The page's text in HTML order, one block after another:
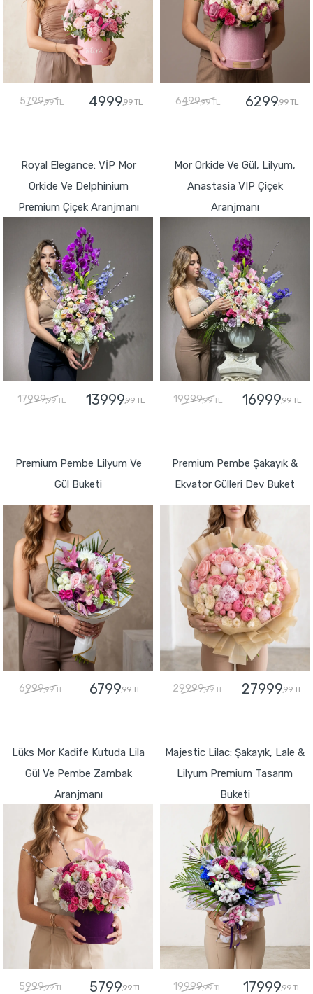
5799,99 TL 4999,99 TL 6499,99 TL 6299,99 TL
Royal Elegance: VİP Mor
Orkide Ve Delphinium
Premium Çiçek Aranjmanı
17999,99 TL 13999,99 TL
Mor Orkide Ve Gül, Lilyum,
Anastasia VIP Çiçek
Aranjmanı
19999,99 TL 16999,99 TL
Premium Pembe Lilyum Ve
Gül Buketi
6999,99 TL 6799,99 TL
Premium Pembe Şakayık &
Ekvator Gülleri Dev Buket
29999,99 TL 27999,99 TL
Lüks Mor Kadife Kutuda Lila
Gül Ve Pembe Zambak
Aranjmanı
5999,99 TL 5799,99 TL
Majestic Lilac: Şakayık, Lale &
Lilyum Premium Tasarım
Buketi
19999,99 TL 17999,99 TL